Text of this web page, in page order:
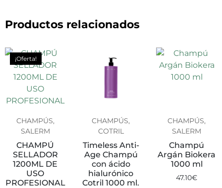
Productos relacionados
¡Oferta!
CHAMPÚS,
SALERM
CHAMPÚ
SELLADOR
1200ML DE
USO
PROFESIONAL
CHAMPÚS,
COTRIL
Timeless Anti-
Age Champú
con ácido
hialurónico
Cotril 1000 ml.
CHAMPÚS,
SALERM
Champú
Argán Biokera
1000 ml
47.10€